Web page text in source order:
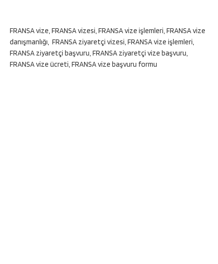
FRANSA vize, FRANSA vizesi, FRANSA vize işlemleri, FRANSA vize
danışmanlığı, FRANSA ziyaretçi vizesi, FRANSA vize işlemleri,
FRANSA ziyaretçi başvuru, FRANSA ziyaretçi vize başvuru,
FRANSA vize ücreti, FRANSA vize başvuru formu